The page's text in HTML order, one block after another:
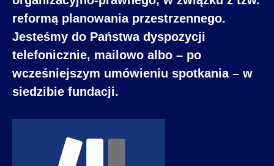
reformą planowania przestrzennego.
Jesteśmy do Państwa dyspozycji
telefonicznie, mailowo albo – po
wcześniejszym umówieniu spotkania – w
siedzibie fundacji.